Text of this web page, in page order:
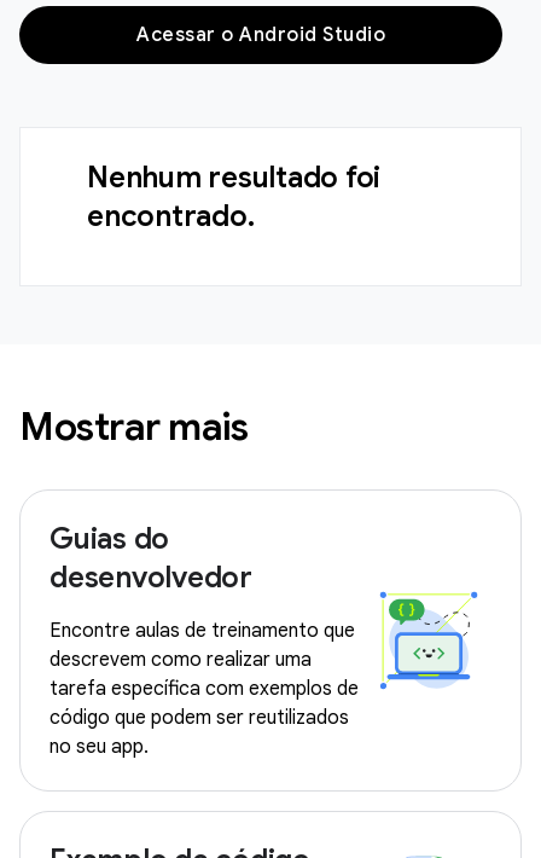
Acessar o Android Studio
Nenhum resultado foi
encontrado.
Mostrar mais
Guias do
desenvolvedor
Encontre aulas de treinamento que
descrevem como realizar uma
tarefa específica com exemplos de
código que podem ser reutilizados
no seu app.